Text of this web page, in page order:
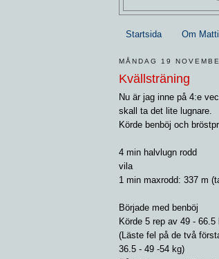
Startsida Om
MÅNDAG 19
Kvällsträning
Nu är jag inne på 4:e
skall ta det lite lugnare.
Körde benböj och
4 min halvlugn rodd
vila
1 min maxrodd: 337 m
Började med benböj
Körde 5 rep av 49 -
(Läste fel på de två
36.5 - 49 -54 kg)